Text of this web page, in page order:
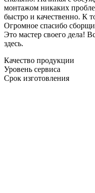
монтажом никаких
быстро и качественно. К
Огромное спасибо
Это мастер своего дела!
здесь.
Качество продукции
Уровень сервиса
Срок изготовления